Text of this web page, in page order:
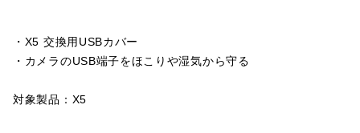
・X5 交換用USBカバー
・カメラのUSB端子をほこりや湿気から守る
対象製品：X5